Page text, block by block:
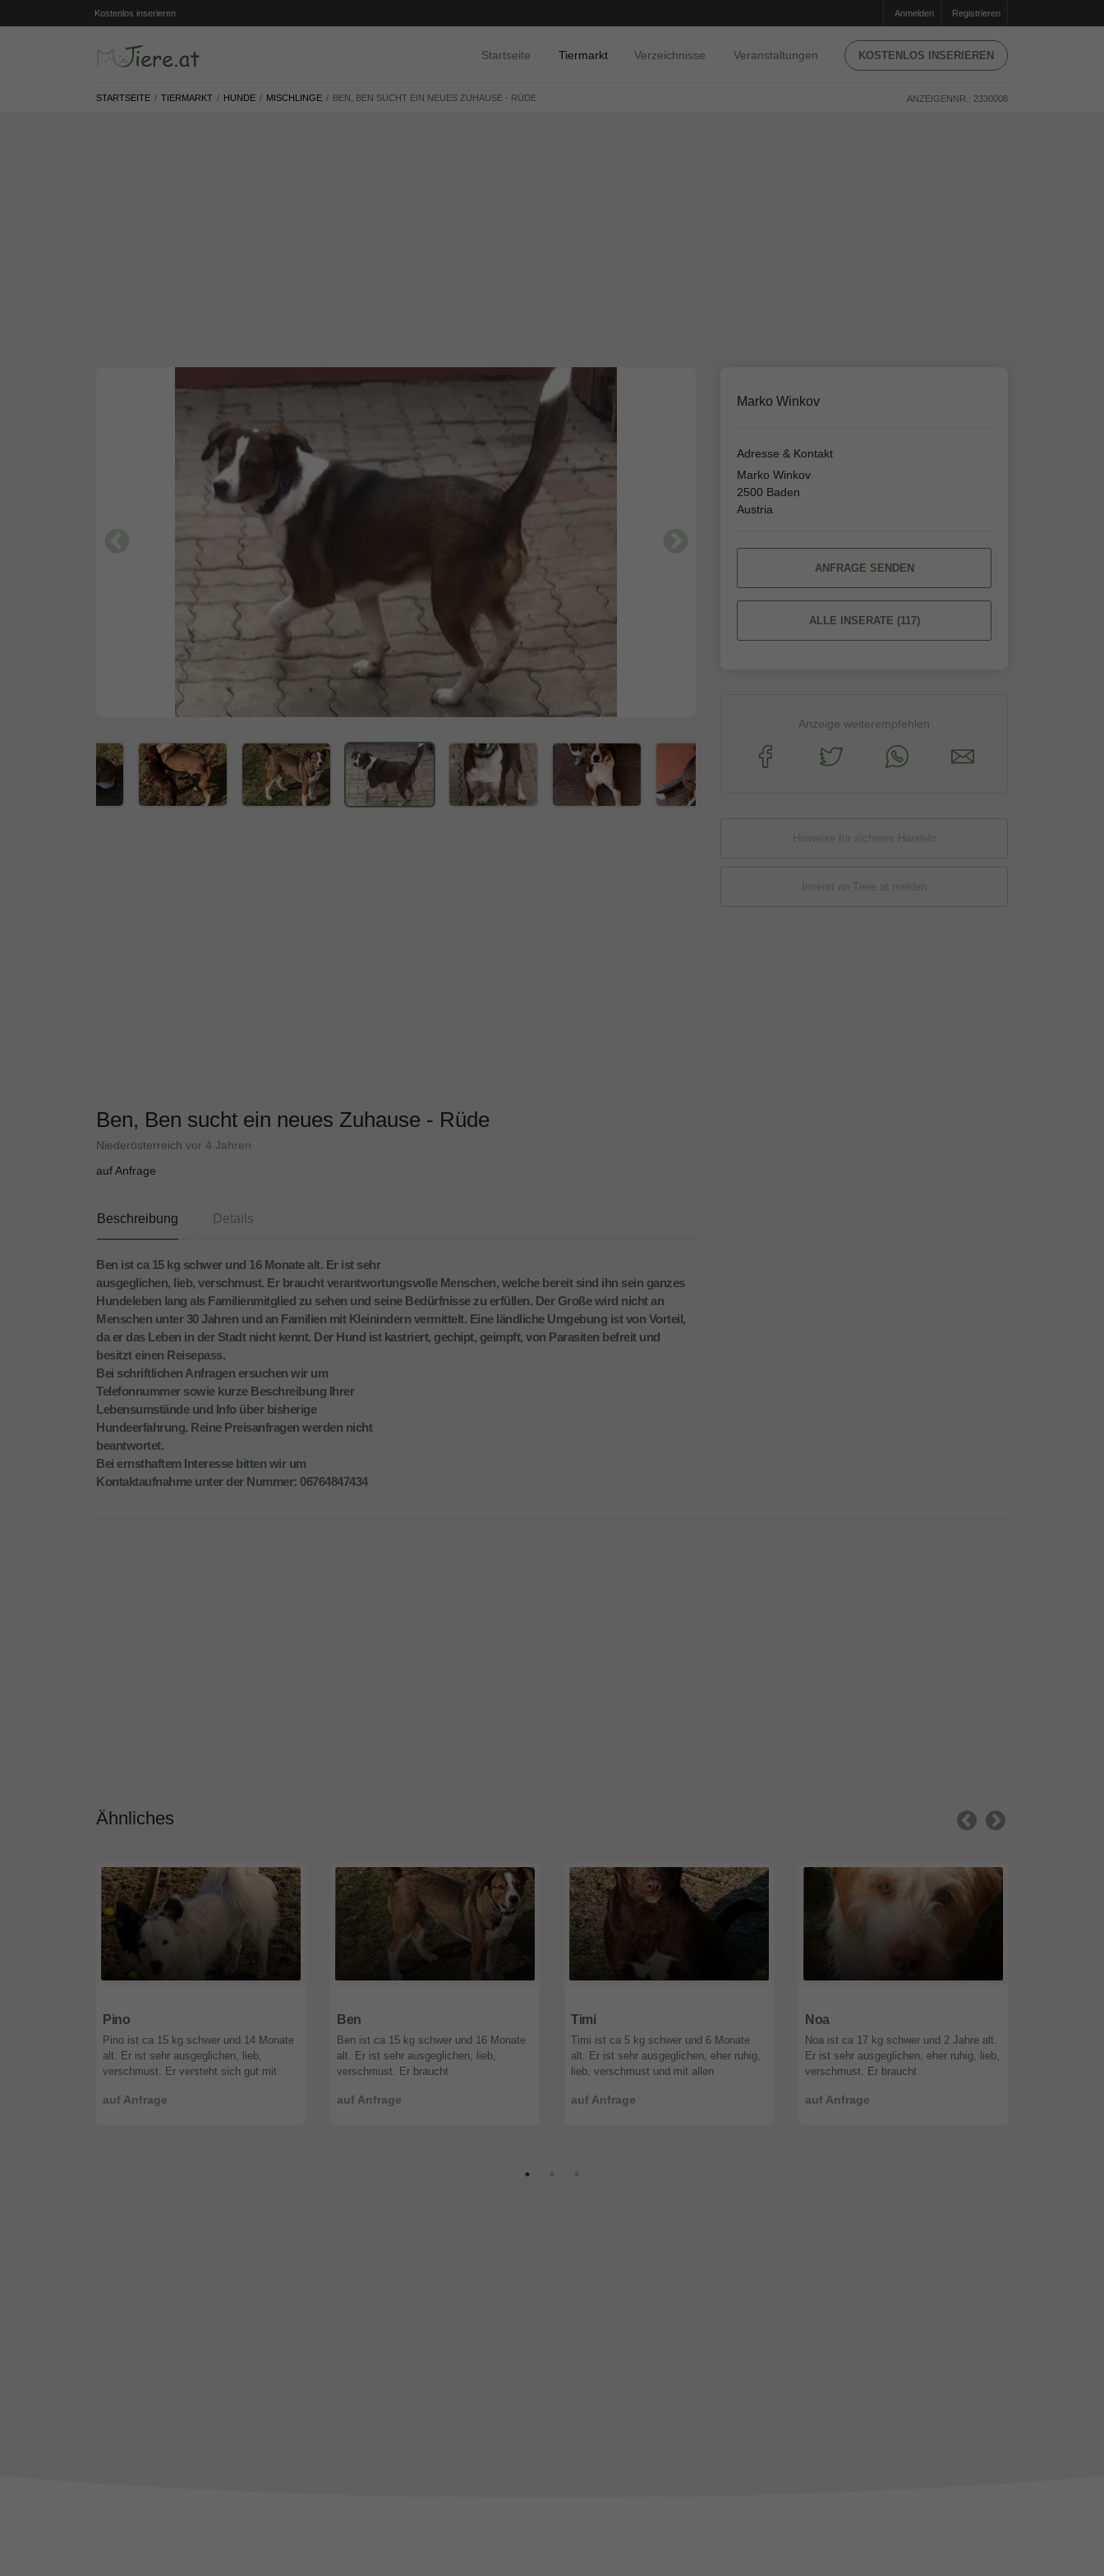
Kostenlos inserieren Anmelden Registrieren
Startseite Tiermarkt Verzeichnisse Veranstaltungen KOSTENLOS INSERIEREN
STARTSEITE TIERMARKT HUNDE MISCHLINGE BEN, BEN SUCHT EIN NEUES ZUHAUSE - RÜDE ANZEIGENNR.: 2330008
Ben, Ben sucht ein neues Zuhause - Rüde
Niederösterreich vor 4 Jahren
auf Anfrage
Beschreibung Details
Ben ist ca 15 kg schwer und 16 Monate alt. Er ist sehr
ausgeglichen, lieb, verschmust. Er braucht verantwortungsvolle Menschen, welche bereit sind ihn sein ganzes
Hundeleben lang als Familienmitglied zu sehen und seine Bedürfnisse zu erfüllen. Der Große wird nicht an
Menschen unter 30 Jahren und an Familien mit Kleinindern vermittelt. Eine ländliche Umgebung ist von Vorteil,
da er das Leben in der Stadt nicht kennt. Der Hund ist kastriert, gechipt, geimpft, von Parasiten befreit und
besitzt einen Reisepass.
Bei schriftlichen Anfragen ersuchen wir um
Telefonnummer sowie kurze Beschreibung Ihrer
Lebensumstände und Info über bisherige
Hundeerfahrung. Reine Preisanfragen werden nicht
beantwortet.
Bei ernsthaftem Interesse bitten wir um
Kontaktaufnahme unter der Nummer: 06764847434
Marko Winkov
Adresse & Kontakt
Marko Winkov
2500 Baden
Austria
ANFRAGE SENDEN
ALLE INSERATE (117)
Anzeige weiterempfehlen
Hinweise für sicheres Handeln
Inserat an Tiere.at melden
Ähnliches
Pino
auf Anfrage
Pino ist ca 15 kg schwer und 14 Monate
alt. Er ist sehr ausgeglichen, lieb,
verschmust. Er versteht sich gut mit
nicht. Er liebt Kinder und ist seh ...
Ben
auf Anfrage
Ben ist ca 15 kg schwer und 16 Monate
alt. Er ist sehr ausgeglichen, lieb,
verschmust. Er braucht
bereit sind ihn sein ganzes Hundeleben
Timi
auf Anfrage
Timi ist ca 5 kg schwer und 6 Monate
alt. Er ist sehr ausgeglichen, eher ruhig,
lieb, verschmust und mit allen
braucht verantwortungsvolle Mensc ...
Noa
auf Anfrage
Noa ist ca 17 kg schwer und 2 Jahre alt.
Er ist sehr ausgeglichen, eher ruhig, lieb,
verschmust. Er braucht
bereit sind ihn sein ganzes Hundeleb ...